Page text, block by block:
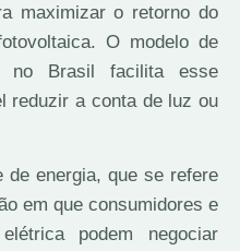
maximizar o retorno do
O modelo de
no Brasil facilita esse
reduzir a conta de luz ou
de energia, que se refere
em que consumidores e
podem negociar